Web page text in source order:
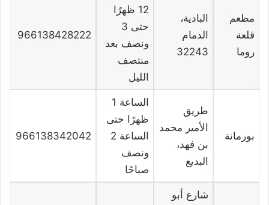
مطعم
قلعة
روما
البادية،
الدمام
32243
12 ظهرًا
حتى 3
ونصف بعد
منتصف
الليل
966138428222
بورمانة
طريق
الأمير محمد
بن فهد،
البديع
الساعة 1
ظهرًا حتى
الساعة 2
ونصف
صباحًا
966138342042
شارع أبو